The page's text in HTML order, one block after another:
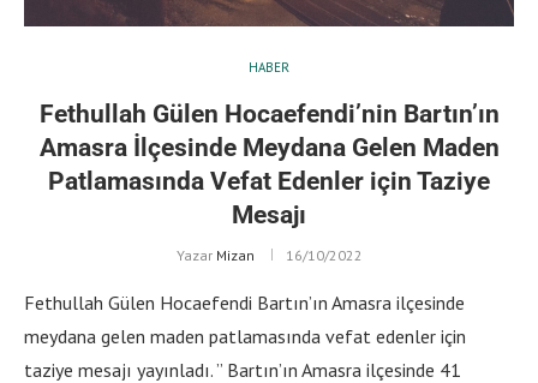
HABER
Fethullah Gülen Hocaefendi’nin Bartın’ın
Amasra İlçesinde Meydana Gelen Maden
Patlamasında Vefat Edenler için Taziye
Mesajı
Yazar Mizan 16/10/2022
Fethullah Gülen Hocaefendi Bartın’ın Amasra ilçesinde
meydana gelen maden patlamasında vefat edenler için
taziye mesajı yayınladı. ” Bartın’ın Amasra ilçesinde 41